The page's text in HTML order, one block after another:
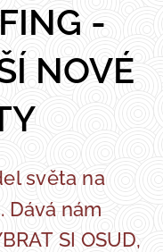
-
NOVÉ
světa na
Dává nám
SI OSUD,